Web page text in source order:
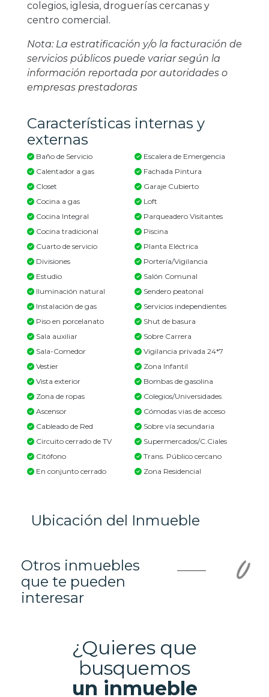
colegios, iglesia, droguerías cercanas y
centro comercial.
Nota: La estratificación y/o la facturación de
servicios públicos puede variar según la
información reportada por autoridades o
empresas prestadoras
Características internas y
externas
Baño de Servicio
Calentador a gas
Closet
Cocina a gas
Cocina Integral
Cocina tradicional
Cuarto de servicio
Divisiones
Estudio
Iluminación natural
Instalación de gas
Piso en porcelanato
Sala auxiliar
Sala-Comedor
Vestier
Vista exterior
Zona de ropas
Ascensor
Cableado de Red
Circuito cerrado de TV
Citófono
En conjunto cerrado
Escalera de Emergencia
Fachada Pintura
Garaje Cubierto
Loft
Parqueadero Visitantes
Piscina
Planta Eléctrica
Portería/Vigilancia
Salón Comunal
Sendero peatonal
Servicios independientes
Shut de basura
Sobre Carrera
Vigilancia privada 24*7
Zona Infantil
Bombas de gasolina
Colegios/Universidades
Cómodas vias de acceso
Sobre vía secundaria
Supermercados/C.Ciales
Trans. Público cercano
Zona Residencial
Ubicación del Inmueble
Otros inmuebles
que te pueden
interesar
¿Quieres que
busquemos
un inmueble